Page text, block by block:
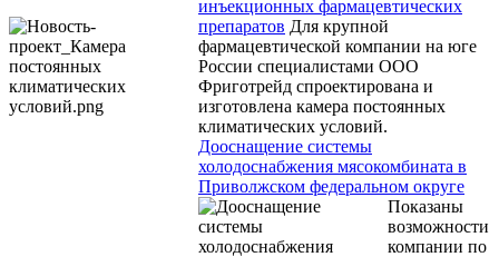
инъекционных фармацевтических
препаратов Для крупной
фармацевтической компании на юге
России специалистами ООО
Фриготрейд спроектирована и
изготовлена камера постоянных
климатических условий.
Дооснащение системы
холодоснабжения мясокомбината в
Приволжском федеральном округе
Показаны
возможности
компании по